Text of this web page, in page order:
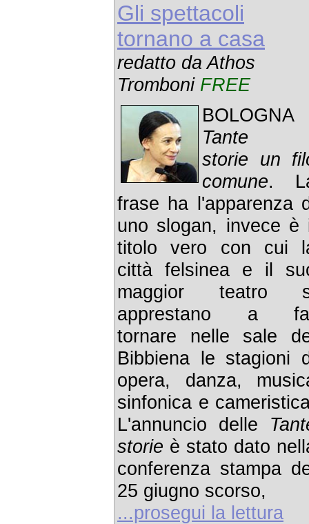
Gli spettacoli
tornano a casa
redatto da Athos
Tromboni FREE
BOLOGNA
Tante
storie un
comune.
frase ha l'apparenza
uno slogan, invece è
titolo vero con cui
città felsinea e il
maggior teatro
apprestano a
tornare nelle sale
Bibbiena le stagioni
opera, danza,
sinfonica e
L'annuncio delle
storie è stato dato
conferenza stampa
25 giugno scorso,
...prosegui la lettura